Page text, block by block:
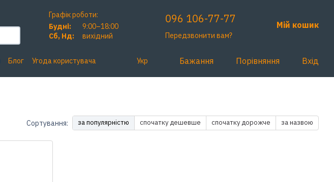
Графік роботи:
Будні:
9:00–18:00
Сб, Нд:
вихідний
096 106-77-77
Передзвонити вам?
Мій кошик
Блог Угода користувача Укр Бажання Порівняння Вхід
Сортування: за популярністю спочатку дешевше спочатку дорожче за назвою